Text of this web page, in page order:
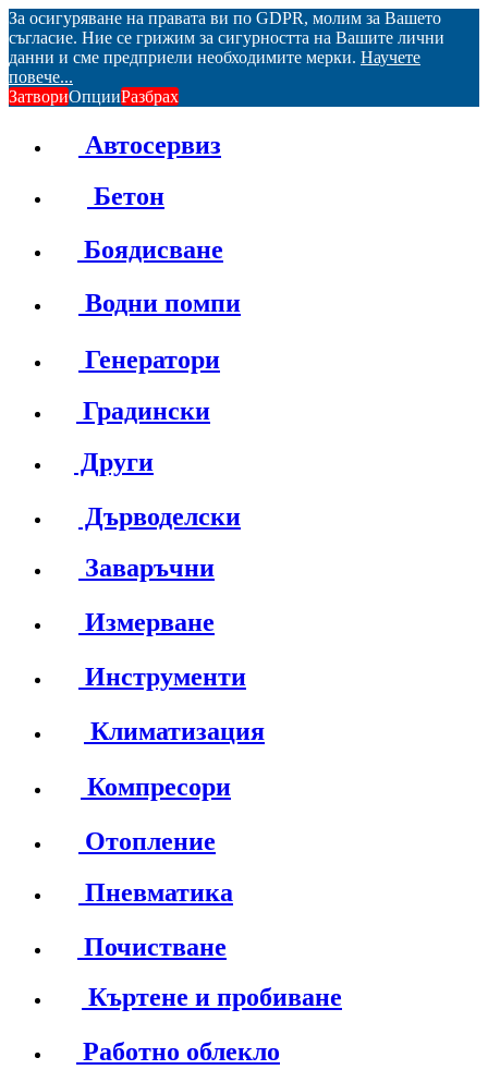
За осигуряване на правата ви по GDPR, молим за Вашето
съгласие. Ние се грижим за сигурността на Вашите лични
данни и сме предприели необходимите мерки. Научете
повече...
ЗатвориОпцииРазбрах
Автосервиз
Бетон
Боядисване
Водни помпи
Генератори
Градински
Други
Дърводелски
Заваръчни
Измерване
Инструменти
Климатизация
Компресори
Отопление
Пневматика
Почистване
Къртене и пробиване
Работно облекло